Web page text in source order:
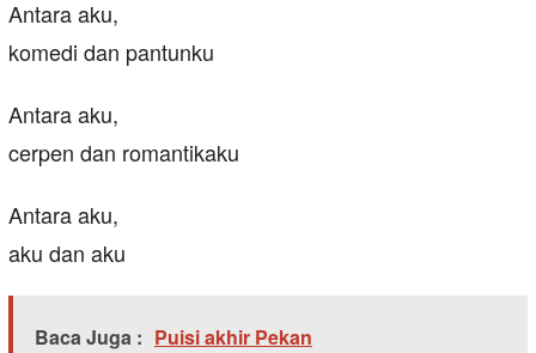
Antara aku,
komedi dan pantunku
Antara aku,
cerpen dan romantikaku
Antara aku,
aku dan aku
Baca Juga : Puisi akhir Pekan